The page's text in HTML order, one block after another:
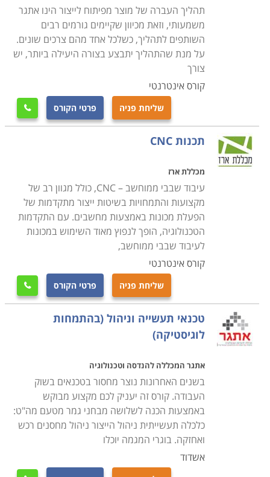
תהליך העברה של מוצר מפיתוח לייצור הינו אתגר
משמעותי, וזאת מכיוון שקיימים גורמים רבים
השותפים לתהליך, כשלכל אחד מהם צרכים שונים.
על מנת שהתהליך יתבצע בצורה היעילה ביותר, יש
צורך
קורס אינטרנטי
שליחת פניה פרטי הקורס 
תכנות CNC
מכללת ארז
עיבוד שבבי ממוחשב – CNC, כולל מגוון רב של
מקצועות והתמחויות בשיטות ייצור מתקדמות של
הפעלת מכונות באמצעות מחשבים. עם התקדמות
הטכנולוגיה, הופך לנפוץ מאוד השימוש במכונות
לעיבוד שבבי ממוחשב,
קורס אינטרנטי
שליחת פניה פרטי הקורס 
טכנאי תעשייה וניהול (בהתמחות
לוגיסטיקה)
אתגר המכללה להנדסה וטכנולוגיה
בשנים האחרונות נוצר מחסור בטכנאים בשוק
העבודה. קורס זה יעניק לכם מקצוע מבוקש
באמצעות הכנה לשלושה מבחני גמר מטעם מה"ט:
כלכלה תעשייתית ניהול הייצור ניהול מחסנים רכש
ואחזקה. בוגרי המגמה יוכלו
אשדוד